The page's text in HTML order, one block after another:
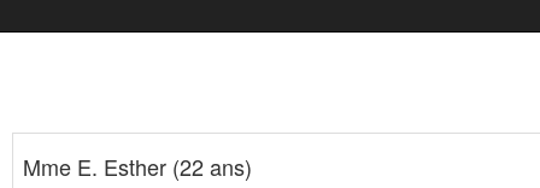
Mme E. Esther (22 ans)